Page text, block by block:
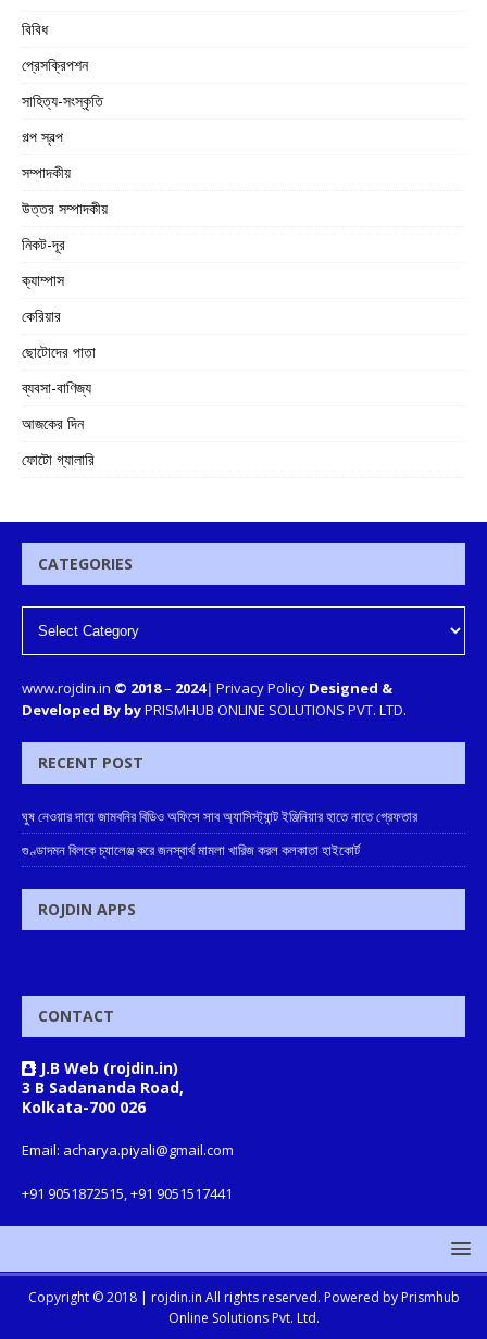
বিবিধ
প্রেসক্রিপশন
সাহিত্য-সংস্কৃতি
গল্প স্বল্প
সম্পাদকীয়
উত্তর সম্পাদকীয়
নিকট-দূর
ক্যাম্পাস
কেরিয়ার
ছোটোদের পাতা
ব্যবসা-বাণিজ্য
আজকের দিন
ফোটো গ্যালারি
CATEGORIES
www.rojdin.in © 2018– 2024| Privacy Policy Designed &
Developed By byPRISMHUB ONLINE SOLUTIONS PVT. LTD.
RECENT POST
ঘুষ নেওয়ার দায়ে জামবনির বিডিও অফিসে সাব অ্যাসিস্ট্যান্ট ইঞ্জিনিয়ার হাতে নাতে গ্রেফতার
গুণ্ডাদমন বিলকে চ্যালেঞ্জ করে জনস্বার্থ মামলা খারিজ করল কলকাতা হাইকোর্ট
ROJDIN APPS
CONTACT
J.B Web (rojdin.in)
3 B Sadananda Road,
Kolkata-700 026
Email: acharya.piyali@gmail.com
+91 9051872515, +91 9051517441
Copyright © 2018 | rojdin.in All rights reserved. Powered by Prismhub
Online Solutions Pvt. Ltd.